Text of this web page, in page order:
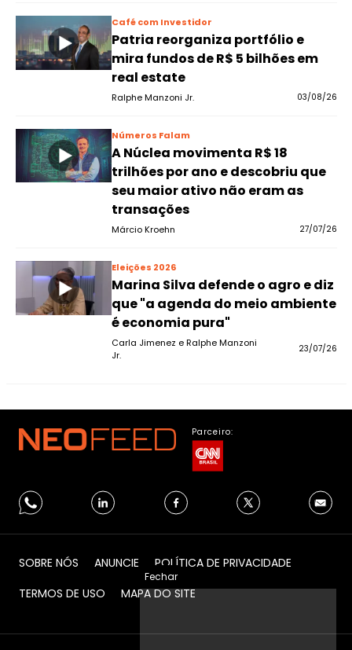
Café com Investidor
Patria reorganiza portfólio e
mira fundos de R$ 5 bilhões em
real estate
Ralphe Manzoni Jr. 03/08/26
Números Falam
A Núclea movimenta R$ 18
trilhões por ano e descobriu que
seu maior ativo não eram as
transações
Márcio Kroehn 27/07/26
Eleições 2026
Marina Silva defende o agro e diz
que "a agenda do meio ambiente
é economia pura"
Carla Jimenez e Ralphe Manzoni
Jr.
23/07/26
Fechar
Parceiro:
SOBRE NÓS ANUNCIE
POLÍTICA DE PRIVACIDADE
TERMOS DE USO
MAPA DO SITE